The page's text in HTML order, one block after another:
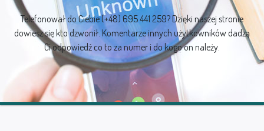
Telefonował do Ciebie(+48) 695 441 259? Dzięki naszej stronie
dowiesz się kto dzwonił. Komentarze innych użytkowników dadzą
Ci odpowiedź co to za numer i do kogo on należy.